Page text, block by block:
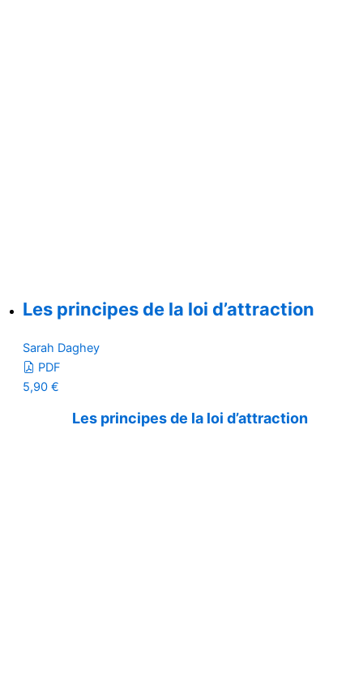
Les principes de la loi d’attraction
Sarah Daghey
PDF
5,90 €
Les principes de la loi d’attraction